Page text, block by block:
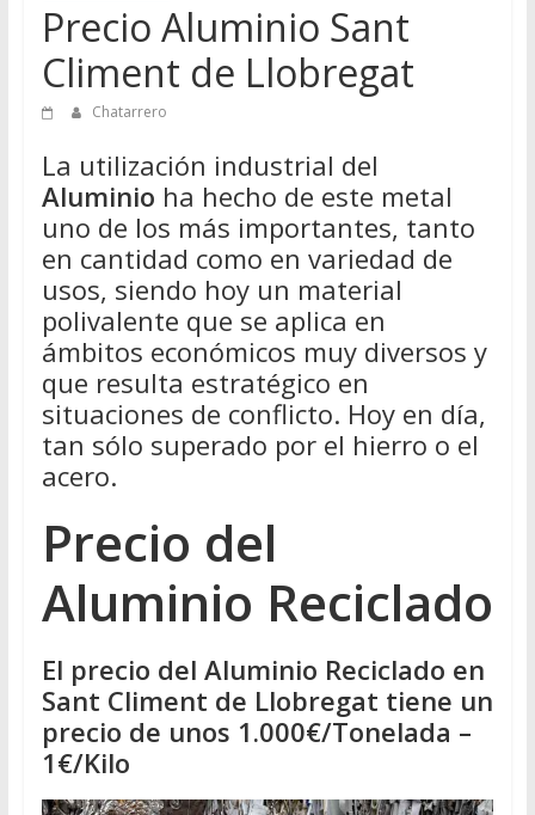
Precio Aluminio Sant
Climent de Llobregat
Chatarrero
La utilización industrial del
Aluminio ha hecho de este metal
uno de los más importantes, tanto
en cantidad como en variedad de
usos, siendo hoy un material
polivalente que se aplica en
ámbitos económicos muy diversos y
que resulta estratégico en
situaciones de conflicto. Hoy en día,
tan sólo superado por el hierro o el
acero.
Precio del
Aluminio Reciclado
El precio del Aluminio Reciclado en
Sant Climent de Llobregat tiene un
precio de unos 1.000€/Tonelada –
1€/Kilo